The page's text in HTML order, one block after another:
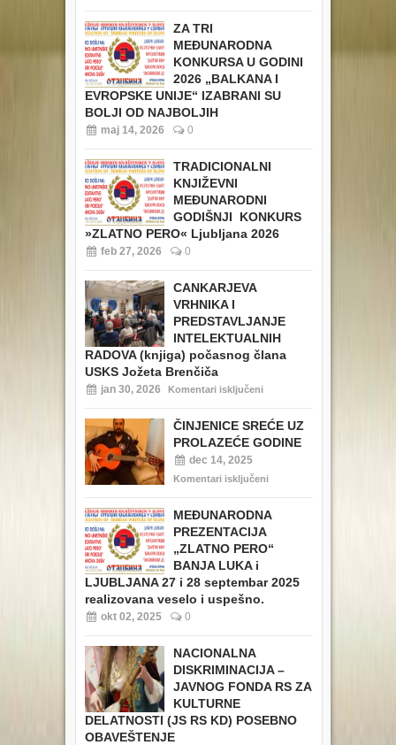
ZA TRI
MEĐUNARODNA
KONKURSA U GODINI
2026 „BALKANA I
EVROPSKE UNIJE“ IZABRANI SU
BOLJI OD NAJBOLJIH
maj 14, 2026 0
TRADICIONALNI
KNJIŽEVNI
MEĐUNARODNI
GODIŠNJI KONKURS
»ZLATNO PERO« Ljubljana 2026
feb 27, 2026 0
CANKARJEVA
VRHNIKA I
PREDSTAVLJANJE
INTELEKTUALNIH
RADOVA (knjiga) počasnog člana
USKS Jožeta Brenčiča
jan 30, 2026 Komentari isključeni
ČINJENICE SREĆE UZ
PROLAZEĆE GODINE
dec 14, 2025
Komentari isključeni
MEĐUNARODNA
PREZENTACIJA
„ZLATNO PERO“
BANJA LUKA i
LJUBLJANA 27 i 28 septembar 2025
realizovana veselo i uspešno.
okt 02, 2025 0
NACIONALNA
DISKRIMINACIJA –
JAVNOG FONDA RS ZA
KULTURNE
DELATNOSTI (JS RS KD) POSEBNO
OBAVEŠTENJE